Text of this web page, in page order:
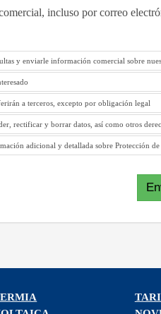
incluso por correo
y enviarle información comercial sobre
a terceros, excepto por obligación legal
rectificar y borrar datos, así como otros
adicional y detallada sobre Protección